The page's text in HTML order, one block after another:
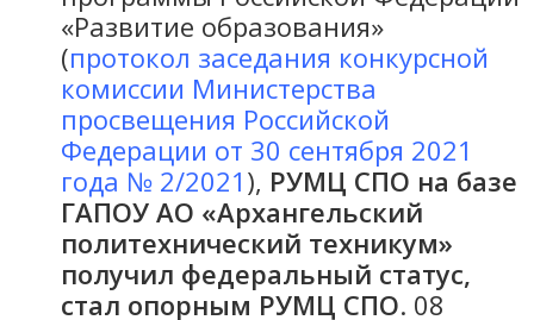
«Развитие образования»
(протокол заседания конкурсной
комиссии Министерства
просвещения Российской
Федерации от 30 сентября 2021
года № 2/2021 ), РУМЦ СПО на базе
ГАПОУ АО «Архангельский
политехнический техникум»
получил федеральный статус,
стал опорным РУМЦ СПО. 08